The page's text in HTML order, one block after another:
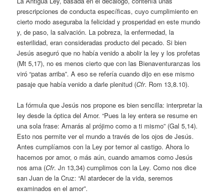
prescripciones de conducta específicas, cuyo cumplimiento en
cierto modo aseguraba la felicidad y prosperidad en este mundo
y, de paso, la salvación. La pobreza, la enfermedad, la
esterilidad, eran consideradas producto del pecado. Si bien
Jesús aseguró que no había venido a abolir la ley y los profetas
(Mt 5,17), no es menos cierto que con las Bienaventuranzas los
viró “patas arriba”. A eso se refería cuando dijo en ese mismo
pasaje que había venido a darle plenitud (Cfr. Rom 13,8.10).
La fórmula que Jesús nos propone es bien sencilla: interpretar la
ley desde la óptica del Amor. “Pues la ley entera se resume en
una sola frase: Amarás al prójimo como a ti mismo” (Gal 5,14).
Esto nos permite ver el mundo a través de los ojos de Jesús.
Antes cumplíamos con la Ley por temor al castigo. Ahora lo
hacemos por amor, o más aún, cuando amamos como Jesús
nos ama (Cfr. Jn 13,34) cumplimos con la Ley. Como nos dice
san Juan de la Cruz: “Al atardecer de la vida, seremos
examinados en el amor”.